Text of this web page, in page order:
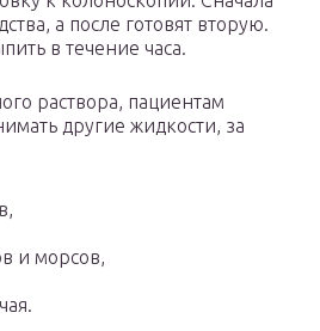
а после готовят вторую.
в течение часа.
раствора, пациентам
другие жидкости, за
и морсов,